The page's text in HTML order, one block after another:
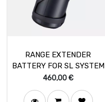
RANGE EXTENDER
BATTERY FOR SL SYSTEM
460,00€